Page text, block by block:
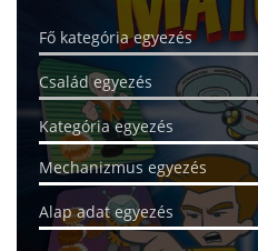
Fő kategória egyezés
Család egyezés
Kategória egyezés
Mechanizmus egyezés
Alap adat egyezés